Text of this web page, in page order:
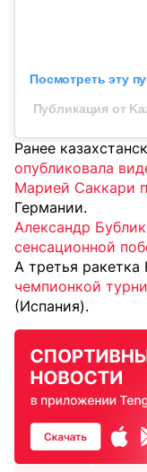
Посмотреть эту
Публикация от
Ранее
опубликовала
Марией Саккари
Германии.
Александр
сенсационной
А третья ракетка
чемпионкой
(Испания).